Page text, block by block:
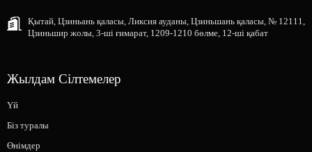
Қытай, Цзиньань қаласы, Ликсия ауданы, Цзиньшань қаласы, № 12111,
Цзиньшир жолы, 3-ші ғимарат, 1209-1210 бөлме, 12-ші қабат
Жылдам Сілтемелер
Үй
Біз туралы
Өнімдер